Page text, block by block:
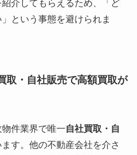
介してもらえるため、「ど
という事態を避けられま
取・自社販売で高額買取が
件業界で唯一自社買取・自
す。他の不動産会社を介さ